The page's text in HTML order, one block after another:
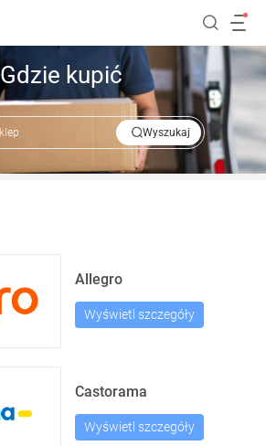
Gdzie kupić
Wyszukaj
Allegro
Wyświetl szczegóły
Castorama
Wyświetl szczegóły